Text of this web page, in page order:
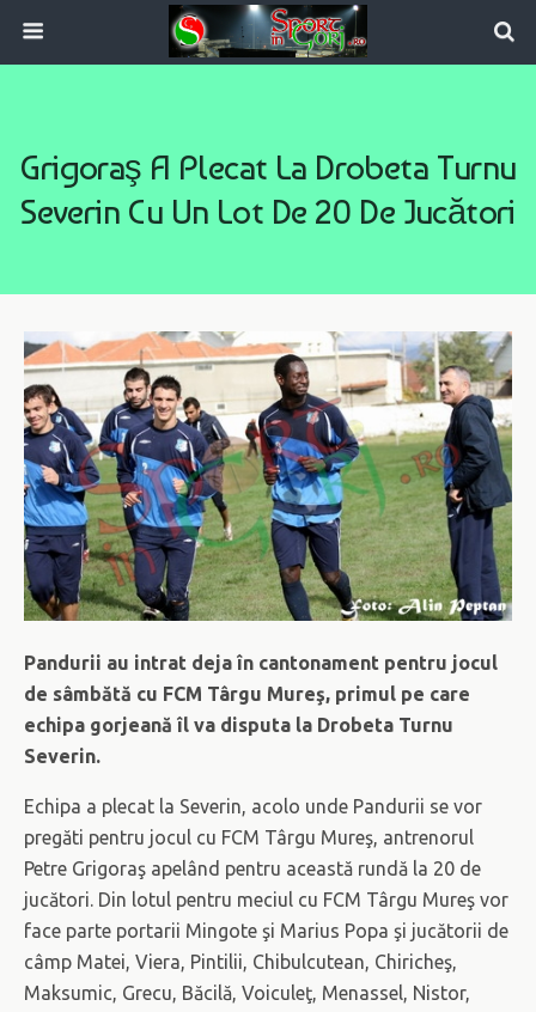
Grigoraş A Plecat La Drobeta Turnu
Severin Cu Un Lot De 20 De Jucători
Pandurii au intrat deja în cantonament pentru jocul
de sâmbătă cu FCM Târgu Mureş, primul pe care
echipa gorjeană îl va disputa la Drobeta Turnu
Severin.
Echipa a plecat la Severin, acolo unde Pandurii se vor
pregăti pentru jocul cu FCM Târgu Mureş, antrenorul
Petre Grigoraş apelând pentru această rundă la 20 de
jucători. Din lotul pentru meciul cu FCM Târgu Mureş vor
face parte portarii Mingote şi Marius Popa şi jucătorii de
câmp Matei, Viera, Pintilii, Chibulcutean, Chiricheş,
Maksumic, Grecu, Băcilă, Voiculeţ, Menassel, Nistor,